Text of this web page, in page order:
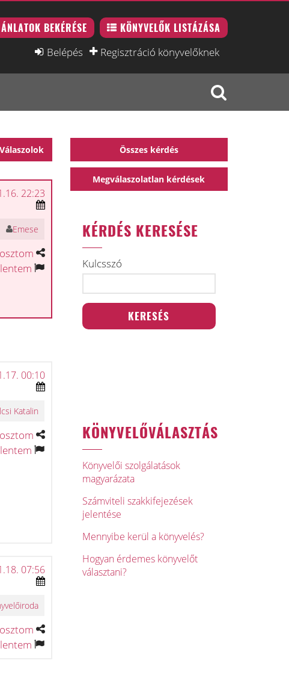
BEKÉRÉSE KÖNYVELŐK LISTÁZÁSA
Belépés Regisztráció könyvelőknek
Válaszolok
22:23
Emese
00:10
Katalin
07:56
Összes kérdés
Megválaszolatlan kérdések
KÉRDÉS KERESÉSE
Kulcsszó
KÖNYVELŐVÁLASZTÁS
Könyvelői szolgálatások
magyarázata
Számviteli szakkifejezések
jelentése
Mennyibe kerül a könyvelés?
Hogyan érdemes könyvelőt
választani?